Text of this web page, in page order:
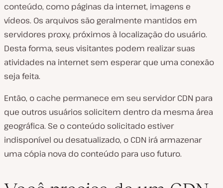
conteúdo, como páginas da internet, imagens e
vídeos. Os arquivos são geralmente mantidos em
servidores proxy, próximos à localização do usuário.
Desta forma, seus visitantes podem realizar suas
atividades na internet sem esperar que uma conexão
seja feita.
Então, o cache permanece em seu servidor CDN para
que outros usuários solicitem dentro da mesma área
geográfica. Se o conteúdo solicitado estiver
indisponível ou desatualizado, o CDN irá armazenar
uma cópia nova do conteúdo para uso futuro.